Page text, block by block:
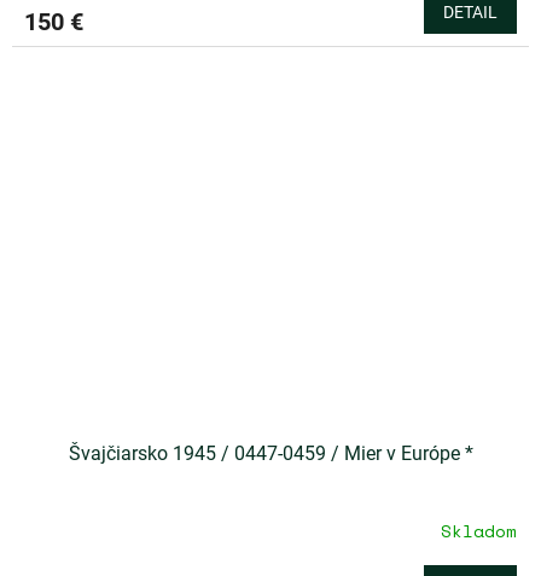
150 € DETAIL
Švajčiarsko 1945 / 0447-0459 / Mier v Európe *
Skladom